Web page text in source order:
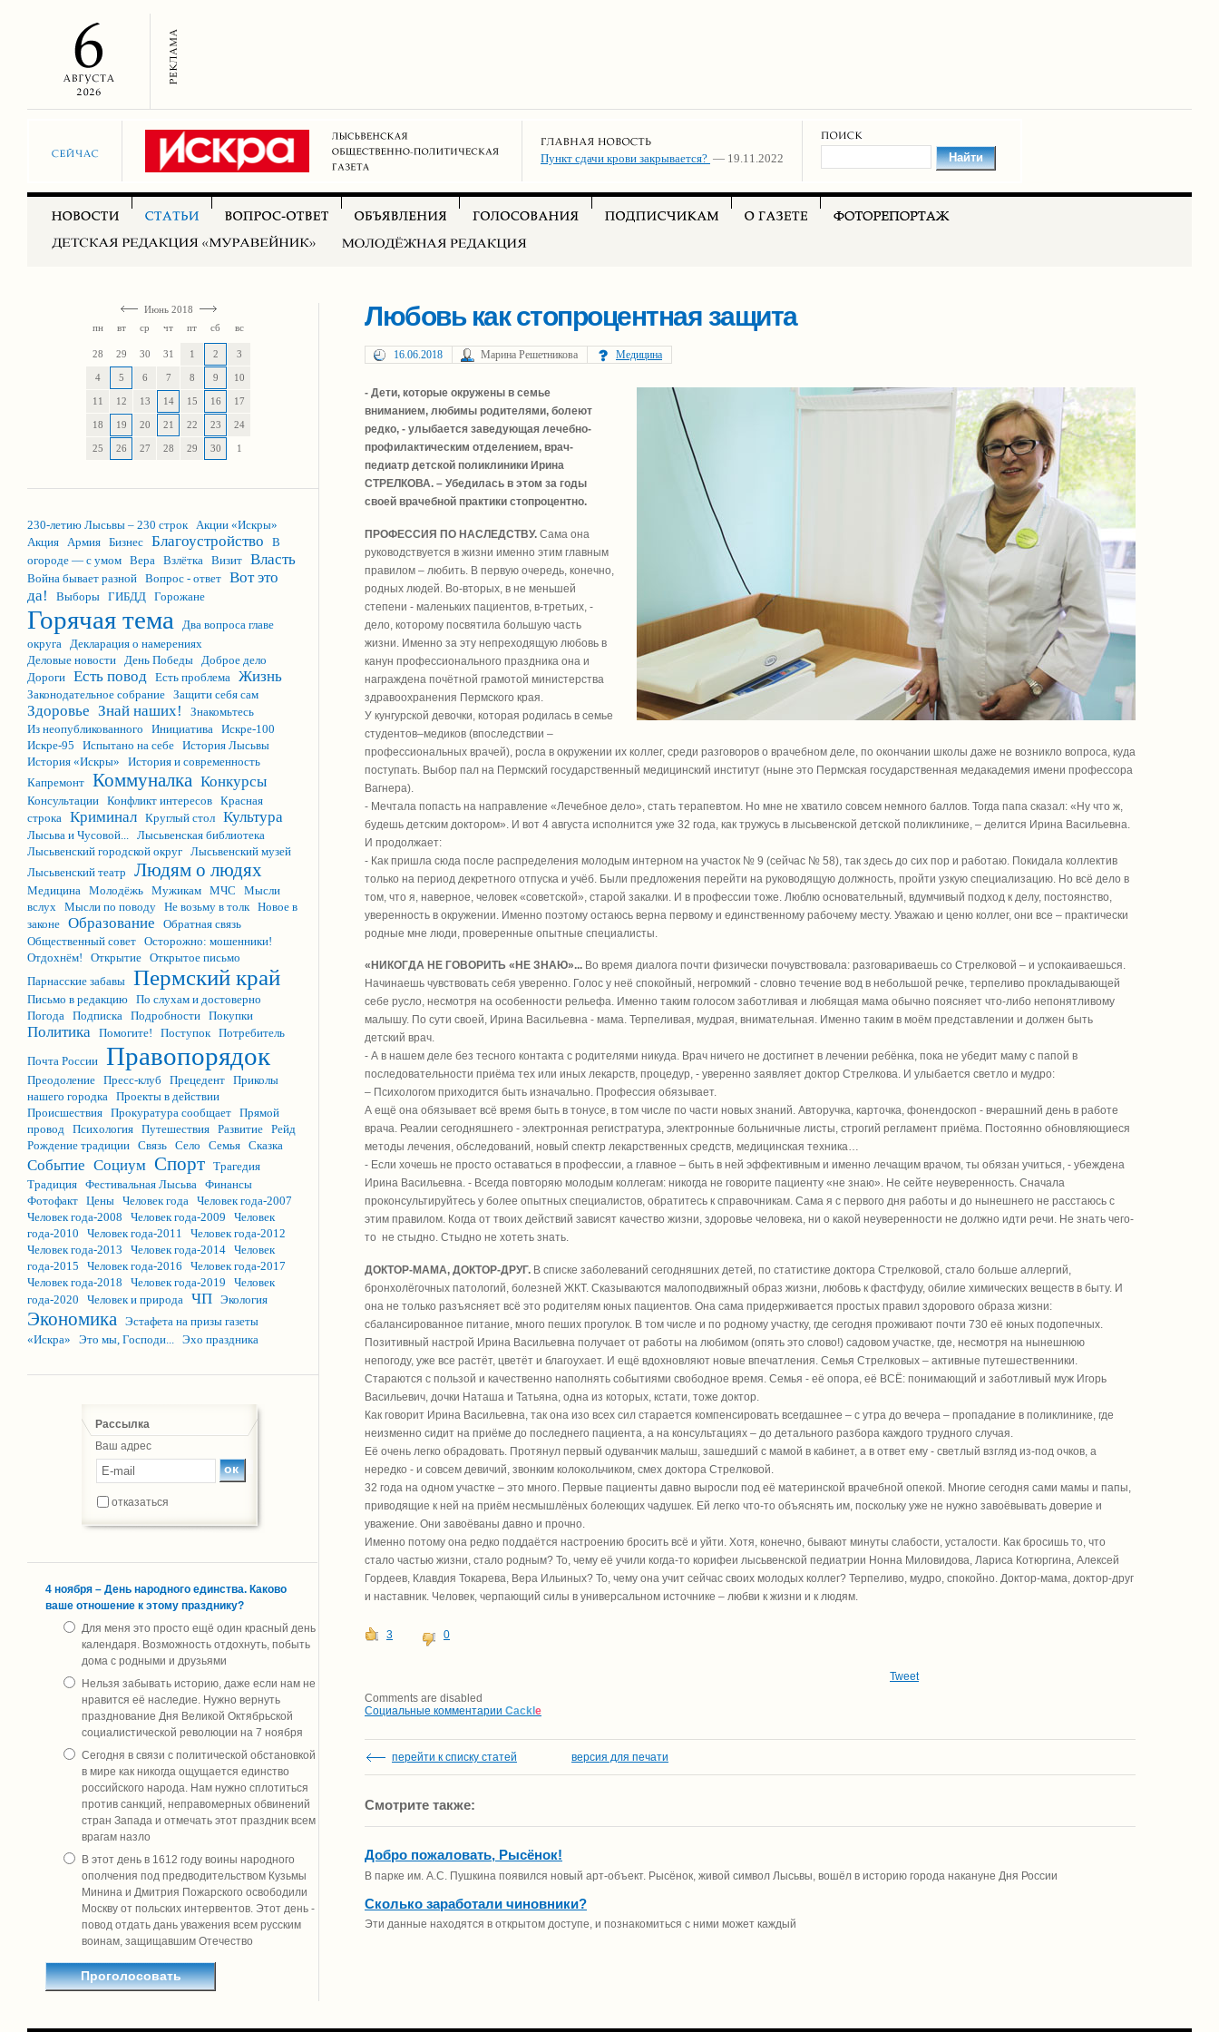
Пункт сдачи крови закрывается? — 19.11.2022
Июнь 2018
пн
вт ср чт пт сб вс
28 29 30 31 1 2 3
4 5 6 7 8 9 10
11 12 13 14 15 16 17
18 19 20 21 22 23 24
25 26 27 28 29 30 1
230-летию Лысьвы – 230 строк Акции «Искры»
Акция Армия Бизнес Благоустройство
В
огороде — с умом Вера Взлётка Визит Власть
Война бывает разной Вопрос - ответ Вот это
да!
Выборы ГИБДД Горожане
Горячая тема
Два вопроса главе
округа Декларация о намерениях
Деловые новости День Победы Доброе дело
Дороги Есть повод Есть проблема Жизнь
Законодательное собрание Защити себя сам
Здоровье Знай наших!
Знакомьтесь
Из неопубликованного
Инициатива Искре-100
Искре-95
Испытано на себе История Лысьвы
История «Искры»
История и современность
Капремонт Коммуналка Конкурсы
Консультации Конфликт интересов Красная
строка Криминал Круглый стол Культура
Лысьва и Чусовой... Лысьвенская библиотека
Лысьвенский городской округ Лысьвенский музей
Лысьвенский театр
Людям о людях
Медицина Молодёжь Мужикам МЧС
Мысли
вслух Мысли по поводу Не возьму в толк Новое в
законе Образование
Обратная связь
Общественный совет Осторожно: мошенники!
Отдохнём!
Открытие Открытое письмо
Парнасские забавы Пермский край
Письмо в редакцию По слухам и достоверно
Погода Подписка Подробности Покупки
Политика Помогите! Поступок Потребитель
Почта России Правопорядок
Преодоление Пресс-клуб Прецедент Приколы
нашего городка Проекты в действии
Происшествия Прокуратура сообщает Прямой
провод Психология Путешествия Развитие Рейд
Рождение традиции Связь Село Семья Сказка
Событие Социум Спорт Трагедия
Традиция Фестивальная Лысьва Финансы
Фотофакт Цены Человек года Человек года-2007
Человек года-2008
Человек года-2009
Человек
года-2010
Человек года-2011
Человек года-2012
Человек года-2013
Человек года-2014 Человек
года-2015
Человек года-2016
Человек года-2017
Человек года-2018
Человек года-2019
Человек
года-2020
Человек и природа ЧП Экология
Экономика Эстафета на призы газеты
«Искра»
Это мы, Господи... Эхо праздника
Рассылка
Ваш адрес
отказаться
4 ноября – День народного единства. Каково
ваше отношение к этому празднику?
Для меня это просто ещё один красный день
календаря. Возможность отдохнуть, побыть
дома с родными и друзьями
Нельзя забывать историю, даже если нам не
нравится её наследие. Нужно вернуть
празднование Дня Великой Октябрьской
социалистической революции на 7 ноября
Сегодня в связи с политической обстановкой
в мире как никогда ощущается единство
российского народа. Нам нужно сплотиться
против санкций, неправомерных обвинений
стран Запада и отмечать этот праздник всем
врагам назло
В этот день в 1612 году воины народного
ополчения под предводительством Кузьмы
Минина и Дмитрия Пожарского освободили
Москву от польских интервентов. Этот день -
повод отдать дань уважения всем русским
воинам, защищавшим Отечество
Любовь как стопроцентная защита
16.06.2018 Марина Решетникова Медицина
- Дети, которые окружены в семье
вниманием, любимы родителями, болеют
редко, - улыбается заведующая лечебно-
профилактическим отделением, врач-
педиатр детской поликлиники Ирина
СТРЕЛКОВА. – Убедилась в этом за годы
своей врачебной практики стопроцентно.
ПРОФЕССИЯ ПО НАСЛЕДСТВУ. Сама она
руководствуется в жизни именно этим главным
правилом – любить. В первую очередь, конечно,
родных людей. Во-вторых, в не меньшей
степени - маленьких пациентов, в-третьих, -
дело, которому посвятила большую часть
жизни. Именно за эту непреходящую любовь в
канун профессионального праздника она и
награждена почётной грамотой министерства
здравоохранения Пермского края.
У кунгурской девочки, которая родилась в семье
студентов–медиков (впоследствии –
профессиональных врачей), росла в окружении их коллег, среди разговоров о врачебном деле, по окончании школы даже не возникло вопроса, куда
поступать. Выбор пал на Пермский государственный медицинский институт (ныне это Пермская государственная медакадемия имени профессора
Вагнера).
- Мечтала попасть на направление «Лечебное дело», стать терапевтом. Но мне не хватило совсем немного баллов. Тогда папа сказал: «Ну что ж,
будешь детским доктором». И вот 4 августа исполнится уже 32 года, как тружусь в лысьвенской детской поликлинике, – делится Ирина Васильевна.
И продолжает:
- Как пришла сюда после распределения молодым интерном на участок № 9 (сейчас № 58), так здесь до сих пор и работаю. Покидала коллектив
только на период декретного отпуска и учёб. Были предложения перейти на руководящую должность, пройти узкую специализацию. Но всё дело в
том, что я, наверное, человек «советской», старой закалки. И в профессии тоже. Люблю основательный, вдумчивый подход к делу, постоянство,
уверенность в окружении. Именно поэтому остаюсь верна первому и единственному рабочему месту. Уважаю и ценю коллег, они все – практически
родные мне люди, проверенные опытные специалисты.
«НИКОГДА НЕ ГОВОРИТЬ «НЕ ЗНАЮ»... Во время диалога почти физически почувствовала: разговариваешь со Стрелковой – и успокаиваешься.
Начинаешь чувствовать себя уверенно. Голос у неё спокойный, негромкий - словно течение вод в небольшой речке, терпеливо прокладывающей
себе русло, несмотря на особенности рельефа. Именно таким голосом заботливая и любящая мама обычно поясняет что-либо непонятливому
малышу. По сути своей, Ирина Васильевна - мама. Терпеливая, мудрая, внимательная. Именно таким в моём представлении и должен быть
детский врач.
- А в нашем деле без тесного контакта с родителями никуда. Врач ничего не достигнет в лечении ребёнка, пока не убедит маму с папой в
последовательности приёма тех или иных лекарств, процедур, - уверенно заявляет доктор Стрелкова. И улыбается светло и мудро:
– Психологом приходится быть изначально. Профессия обязывает.
А ещё она обязывает всё время быть в тонусе, в том числе по части новых знаний. Авторучка, карточка, фонендоскоп - вчерашний день в работе
врача. Реалии сегодняшнего - электронная регистратура, электронные больничные листы, строгий регламент приёма. Постоянно обновляющиеся
методы лечения, обследований, новый спектр лекарственных средств, медицинская техника…
- Если хочешь не просто оставаться в профессии, а главное – быть в ней эффективным и именно лечащим врачом, ты обязан учиться, - убеждена
Ирина Васильевна. - Всегда повторяю молодым коллегам: никогда не говорите пациенту «не знаю». Не сейте неуверенность. Сначала
проконсультируйтесь у более опытных специалистов, обратитесь к справочникам. Сама я с первого дня работы и до нынешнего не расстаюсь с
этим правилом. Когда от твоих действий зависят качество жизни, здоровье человека, ни о какой неуверенности не должно идти речи. Не знать чего-
то не стыдно. Стыдно не хотеть знать.
ДОКТОР-МАМА, ДОКТОР-ДРУГ. В списке заболеваний сегодняшних детей, по статистике доктора Стрелковой, стало больше аллергий,
бронхолёгочных патологий, болезней ЖКТ. Сказываются малоподвижный образ жизни, любовь к фастфуду, обилие химических веществ в быту. И
она не только разъясняет всё это родителям юных пациентов. Она сама придерживается простых правил здорового образа жизни:
сбалансированное питание, много пеших прогулок. В том числе и по родному участку, где сегодня проживают почти 730 её юных подопечных.
Позитивный настрой Ирина Васильевна получает от работы на любимом (опять это слово!) садовом участке, где, несмотря на нынешнюю
непогоду, уже все растёт, цветёт и благоухает. И ещё вдохновляют новые впечатления. Семья Стрелковых – активные путешественники.
Стараются с пользой и качественно наполнять событиями свободное время. Семья - её опора, её ВСЁ: понимающий и заботливый муж Игорь
Васильевич, дочки Наташа и Татьяна, одна из которых, кстати, тоже доктор.
Как говорит Ирина Васильевна, так она изо всех сил старается компенсировать всегдашнее – с утра до вечера – пропадание в поликлинике, где
неизменно сидит на приёме до последнего пациента, а на консультациях – до детального разбора каждого трудного случая.
Её очень легко обрадовать. Протянул первый одуванчик малыш, зашедший с мамой в кабинет, а в ответ ему - светлый взгляд из-под очков, а
нередко - и совсем девичий, звонким колокольчиком, смех доктора Стрелковой.
32 года на одном участке – это много. Первые пациенты давно выросли под её материнской врачебной опекой. Многие сегодня сами мамы и папы,
приводящие к ней на приём несмышлёных болеющих чадушек. Ей легко что-то объяснять им, поскольку уже не нужно завоёвывать доверие и
уважение. Они завоёваны давно и прочно.
Именно потому она редко поддаётся настроению бросить всё и уйти. Хотя, конечно, бывают минуты слабости, усталости. Как бросишь то, что
стало частью жизни, стало родным? То, чему её учили когда-то корифеи лысьвенской педиатрии Нонна Миловидова, Лариса Котюргина, Алексей
Гордеев, Клавдия Токарева, Вера Ильиных? То, чему она учит сейчас своих молодых коллег? Терпеливо, мудро, спокойно. Доктор-мама, доктор-друг
и наставник. Человек, черпающий силы в универсальном источнике – любви к жизни и к людям.
3 0
Tweet
Comments are disabled
Социальные комментарии Cackl e
перейти к списку статей версия для печати
Смотрите также:
Добро пожаловать, Рысёнок!
В парке им. А.С. Пушкина появился новый арт-объект. Рысёнок, живой символ Лысьвы, вошёл в историю города накануне Дня России
Сколько заработали чиновники?
Эти данные находятся в открытом доступе, и познакомиться с ними может каждый